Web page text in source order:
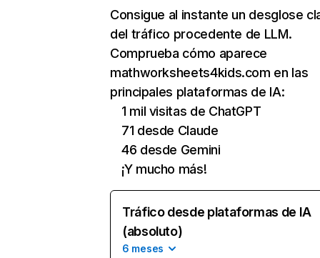
Consigue al instante un desglose
del tráfico procedente de LLM.
Comprueba cómo aparece
mathworksheets4kids.com en las
principales plataformas de IA:
1 mil visitas de ChatGPT
71 desde Claude
46 desde Gemini
¡Y mucho más!
Tráfico desde plataformas de IA
(absoluto)
6 meses